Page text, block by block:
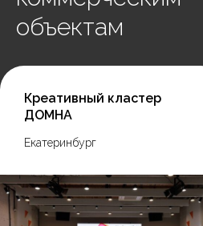
объектам
Креативный кластер
ДОМНА
Екатеринбург